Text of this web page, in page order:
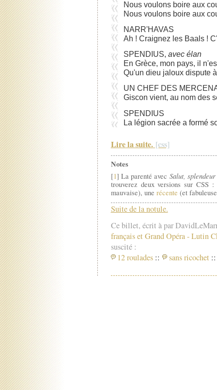
Nous voulons boire aux
Nous voulons boire aux
NARR'HAVAS
Ah ! Craignez les Baals !
SPENDIUS, avec élan
En Grèce, mon pays, il
Qu'un dieu jaloux dispute
UN CHEF DES
Giscon vient, au nom des
SPENDIUS
La légion sacrée a formé
Lire la suite.
Notes
[1] La parenté avec Salut,
trouverez deux versions sur CSS
mauvaise), une récente (et
Suite de la notule.
Ce billet, écrit à par
français et Grand Opéra-Lutin
suscité :
12 roulades :: sans ricochet ::